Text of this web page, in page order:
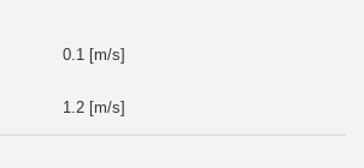
0.1 [m/s]
1.2 [m/s]